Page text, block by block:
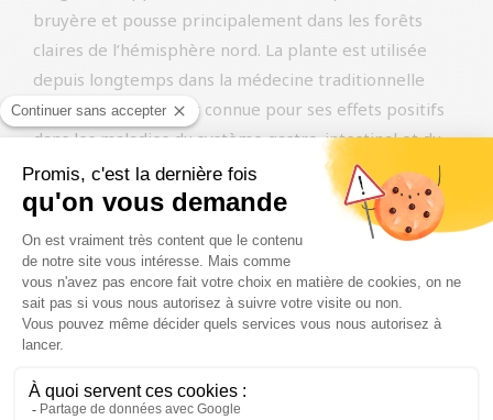
bruyère et pousse principalement dans les forêts
claires de l’hémisphère nord. La plante est utilisée
depuis longtemps dans la médecine traditionnelle
européenne et serait connue pour ses effets positifs
dans les maladies du système gastro-intestinal et du
diabète.
Les baies peuvent être ajoutées à la nourriture de nos
chiens car elles sont riches en antioxydants, qui
protègent l’organisme des radicaux libres. Elles
contiennent également de bonnes fibres pour la
digestion et les baies sont riches en vitamines C et K.
contribuer à la santé générale du chien.